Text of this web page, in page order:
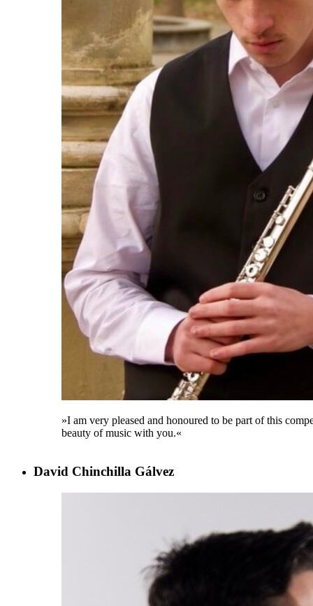
»I am very pleased and honoured to be part of this
beauty of music with you.«
David Chinchilla Gálvez